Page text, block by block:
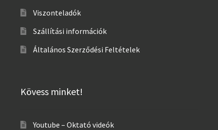
Viszonteladók
Szállítási információk
Általános Szerződési Feltételek
Kövess minket!
Youtube – Oktató videók